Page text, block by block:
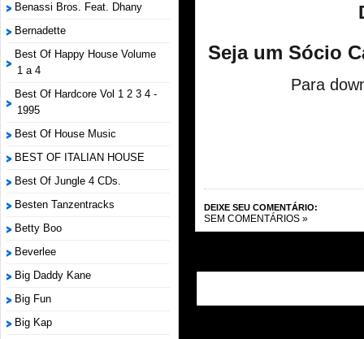
Benassi Bros. Feat. Dhany
Bernadette
Best Of Happy House Volume
1 a 4
Best Of Hardcore Vol 1 2 3 4 -
1995
Best Of House Music
BEST OF ITALIAN HOUSE
Best Of Jungle 4 CDs.
Besten Tanzentracks
Betty Boo
Beverlee
Big Daddy Kane
Big Fun
Big Kap
Seja um Sócio
Para
DEIXE SEU COMENTÁRIO:
SEM COMENTÁRIOS »